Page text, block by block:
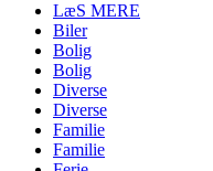
LæS MERE
Biler
Bolig
Bolig
Diverse
Diverse
Familie
Familie